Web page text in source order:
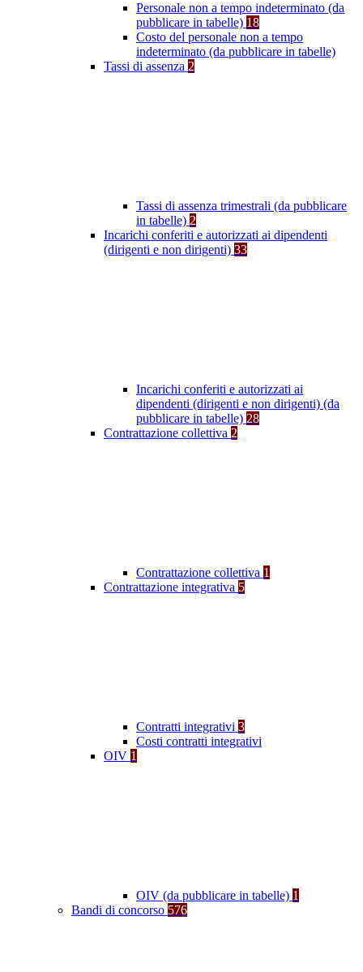
Personale non a tempo indeterminato (da
pubblicare in tabelle) 18
Costo del personale non a tempo
indeterminato (da pubblicare in tabelle)
Tassi di assenza 2
Tassi di assenza trimestrali (da pubblicare
in tabelle) 2
Incarichi conferiti e autorizzati ai dipendenti
(dirigenti e non dirigenti) 33
Incarichi conferiti e autorizzati ai
dipendenti (dirigenti e non dirigenti) (da
pubblicare in tabelle) 28
Contrattazione collettiva 2
Contrattazione collettiva 1
Contrattazione integrativa 5
Contratti integrativi 3
Costi contratti integrativi
OIV 1
OIV (da pubblicare in tabelle) 1
Bandi di concorso 576